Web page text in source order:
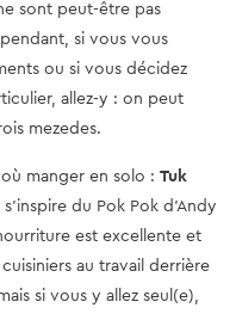
sont peut-être pas
si vous vous
ou si vous décidez
allez-y : on peut
mezedes.
manger en solo : Tuk
du Pok Pok d’Andy
est excellente et
au travail derrière
si vous y allez seul(e),